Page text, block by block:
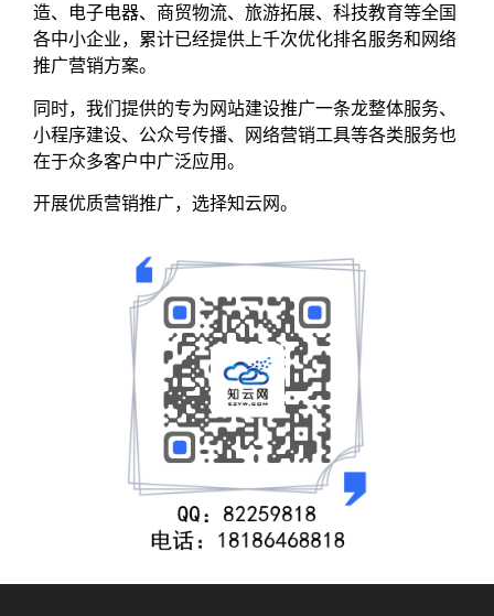
造、电子电器、商贸物流、旅游拓展、科技教育等全国
各中小企业，累计已经提供上千次优化排名服务和网络
推广营销方案。
同时，我们提供的专为网站建设推广一条龙整体服务、
小程序建设、公众号传播、网络营销工具等各类服务也
在于众多客户中广泛应用。
开展优质营销推广，选择知云网。